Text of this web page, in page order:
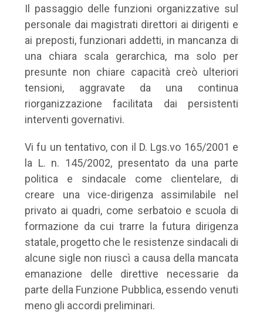
Il passaggio delle funzioni organizzative sul
personale dai magistrati direttori ai dirigenti e
ai preposti, funzionari addetti, in mancanza di
una chiara scala gerarchica, ma solo per
presunte non chiare capacità creò ulteriori
tensioni, aggravate da una continua
riorganizzazione facilitata dai persistenti
interventi governativi.
Vi fu un tentativo, con il D. Lgs.vo 165/2001 e
la L. n. 145/2002, presentato da una parte
politica e sindacale come clientelare, di
creare una vice-dirigenza assimilabile nel
privato ai quadri, come serbatoio e scuola di
formazione da cui trarre la futura dirigenza
statale, progetto che le resistenze sindacali di
alcune sigle non riuscì a causa della mancata
emanazione delle direttive necessarie da
parte della Funzione Pubblica, essendo venuti
meno gli accordi preliminari.